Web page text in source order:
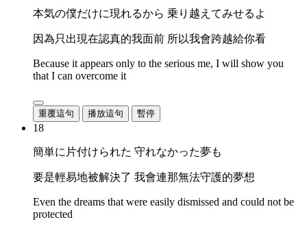
本気の僕だけに現れるから 乗り越えてみせるよ
因為只出現在認真的我面前 所以我會跨越給你看
Because it appears only to the serious me, I will show you
that I can overcome it
重覆這句 播放這句 暫停
18
簡単に片付けられた 守れなかった夢も
要是輕易地被解決了 我會連那無法守護的夢想
Even the dreams that were easily dismissed and could not be
protected